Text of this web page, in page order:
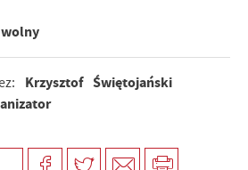
Krzysztof Świętojański